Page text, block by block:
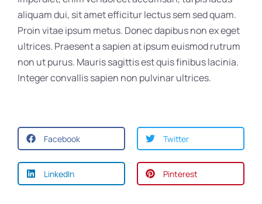
aliquam dui, sit amet efficitur lectus sem sed quam.
Proin vitae ipsum metus. Donec dapibus non ex eget
ultrices. Praesent a sapien at ipsum euismod rutrum
non ut purus. Mauris sagittis est quis finibus lacinia.
Integer convallis sapien non pulvinar ultrices.
Facebook Twitter
LinkedIn Pinterest